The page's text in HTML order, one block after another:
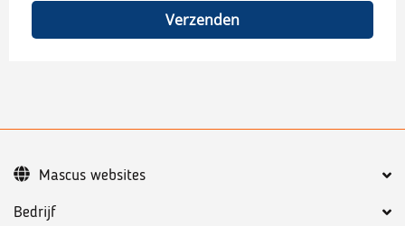
Verzenden
Bedrijf
Mascus websites